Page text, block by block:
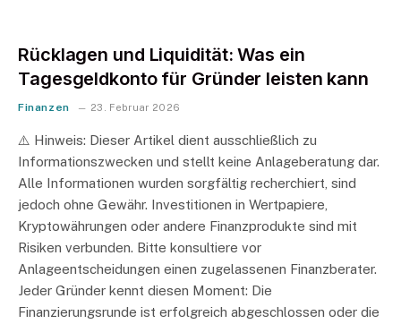
Rücklagen und Liquidität: Was ein
Tagesgeldkonto für Gründer leisten kann
Finanzen 23. Februar 2026
⚠️ Hinweis: Dieser Artikel dient ausschließlich zu
Informationszwecken und stellt keine Anlageberatung dar.
Alle Informationen wurden sorgfältig recherchiert, sind
jedoch ohne Gewähr. Investitionen in Wertpapiere,
Kryptowährungen oder andere Finanzprodukte sind mit
Risiken verbunden. Bitte konsultiere vor
Anlageentscheidungen einen zugelassenen Finanzberater.
Jeder Gründer kennt diesen Moment: Die
Finanzierungsrunde ist erfolgreich abgeschlossen oder die